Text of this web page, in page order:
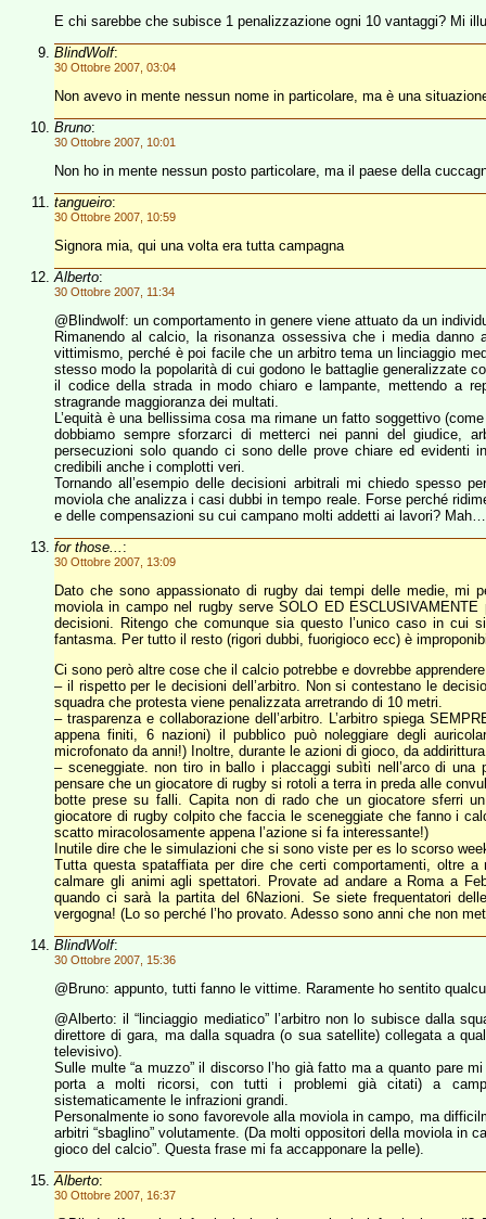
E chi sarebbe che subisce 1 penalizzazione ogni 10 vantaggi? Mi
BlindWolf:
30 Ottobre 2007, 03:04
Non avevo in mente nessun nome in particolare, ma è una
Bruno:
30 Ottobre 2007, 10:01
Non ho in mente nessun posto particolare, ma il paese della
tangueiro:
30 Ottobre 2007, 10:59
Signora mia, qui una volta era tutta campagna
Alberto:
30 Ottobre 2007, 11:34
@Blindwolf: un comportamento in genere viene attuato da un
Rimanendo al calcio, la risonanza ossessiva che i media
vittimismo, perché è poi facile che un arbitro tema un linciaggio
stesso modo la popolarità di cui godono le battaglie generalizzate
il codice della strada in modo chiaro e lampante, mettendo a
stragrande maggioranza dei multati.
L’equità è una bellissima cosa ma rimane un fatto soggettivo
dobbiamo sempre sforzarci di metterci nei panni del giudice,
persecuzioni solo quando ci sono delle prove chiare ed evidenti
credibili anche i complotti veri.
Tornando all’esempio delle decisioni arbitrali mi chiedo spesso
moviola che analizza i casi dubbi in tempo reale. Forse perché
e delle compensazioni su cui campano molti addetti ai lavori? Mah…
for those... :
30 Ottobre 2007, 13:09
Dato che sono appassionato di rugby dai tempi delle medie, mi
moviola in campo nel rugby serve SOLO ED
decisioni. Ritengo che comunque sia questo l’unico caso in
fantasma. Per tutto il resto (rigori dubbi, fuorigioco ecc) è
Ci sono però altre cose che il calcio potrebbe e dovrebbe
– il rispetto per le decisioni dell’arbitro. Non si contestano le
squadra che protesta viene penalizzata arretrando di 10 metri.
– trasparenza e collaborazione dell’arbitro. L’arbitro spiega
appena finiti, 6 nazioni) il pubblico può noleggiare degli
microfonato da anni!) Inoltre, durante le azioni di gioco, da
– sceneggiate. non tiro in ballo i placcaggi subìti nell’arco di una
pensare che un giocatore di rugby si rotoli a terra in preda alle
botte prese su falli. Capita non di rado che un giocatore sferri
giocatore di rugby colpito che faccia le sceneggiate che fanno i
scatto miracolosamente appena l’azione si fa interessante!)
Inutile dire che le simulazioni che si sono viste per es lo scorso
Tutta questa spataffiata per dire che certi comportamenti, oltre
calmare gli animi agli spettatori. Provate ad andare a Roma a
quando ci sarà la partita del 6Nazioni. Se siete frequentatori
vergogna! (Lo so perché l’ho provato. Adesso sono anni che non
BlindWolf:
30 Ottobre 2007, 15:36
@Bruno: appunto, tutti fanno le vittime. Raramente ho sentito
@Alberto: il “linciaggio mediatico” l’arbitro non lo subisce dalla
direttore di gara, ma dalla squadra (o sua satellite) collegata a
televisivo).
Sulle multe “a muzzo” il discorso l’ho già fatto ma a quanto pare
porta a molti ricorsi, con tutti i problemi già citati) a
sistematicamente le infrazioni grandi.
Personalmente io sono favorevole alla moviola in campo, ma
arbitri “sbaglino” volutamente. (Da molti oppositori della moviola in
gioco del calcio”. Questa frase mi fa accapponare la pelle).
Alberto:
30 Ottobre 2007, 16:37